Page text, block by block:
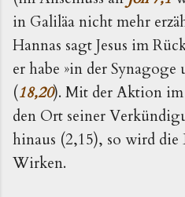
in Galiläa nicht mehr
Hannas sagt Jesus im
er habe »in der
(18,20). Mit der Aktion im
den Ort seiner
hinaus (2,15), so wird
Wirken.